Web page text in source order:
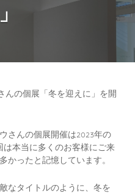
んの個展「冬を迎えに」を開
さんの個展開催は2023年の
は本当に多くのお客様にご来
かったと記憶しています。
なタイトルのように、冬を